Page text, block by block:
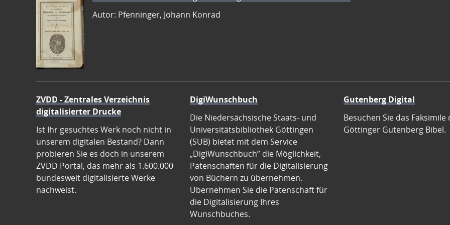
Autor: Pfenninger, Johann Konrad
ZVDD - Zentrales Verzeichnis
digitalisierter Drucke
Ist Ihr gesuchtes Werk noch nicht in
unserem digitalen Bestand? Dann
probieren Sie es doch in unserem
ZVDD Portal, das mehr als 1.600.000
bundesweit digitalisierte Werke
nachweist.
DigiWunschbuch
Die Niedersächsische Staats- und
Universitätsbibliothek Göttingen
(SUB) bietet mit dem Service
„DigiWunschbuch” die Möglichkeit,
Patenschaften für die Digitalisierung
von Büchern zu übernehmen.
Übernehmen Sie die Patenschaft für
die Digitalisierung Ihres
Wunschbuches.
Gutenberg Digital
Besuchen Sie das Faksimile
Göttinger Gutenberg Bibel.